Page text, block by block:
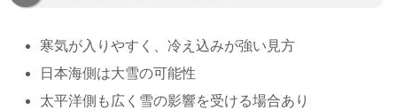
寒気が入りやすく、冷え込みが強い見方
日本海側は大雪の可能性
太平洋側も広く雪の影響を受ける場合あり